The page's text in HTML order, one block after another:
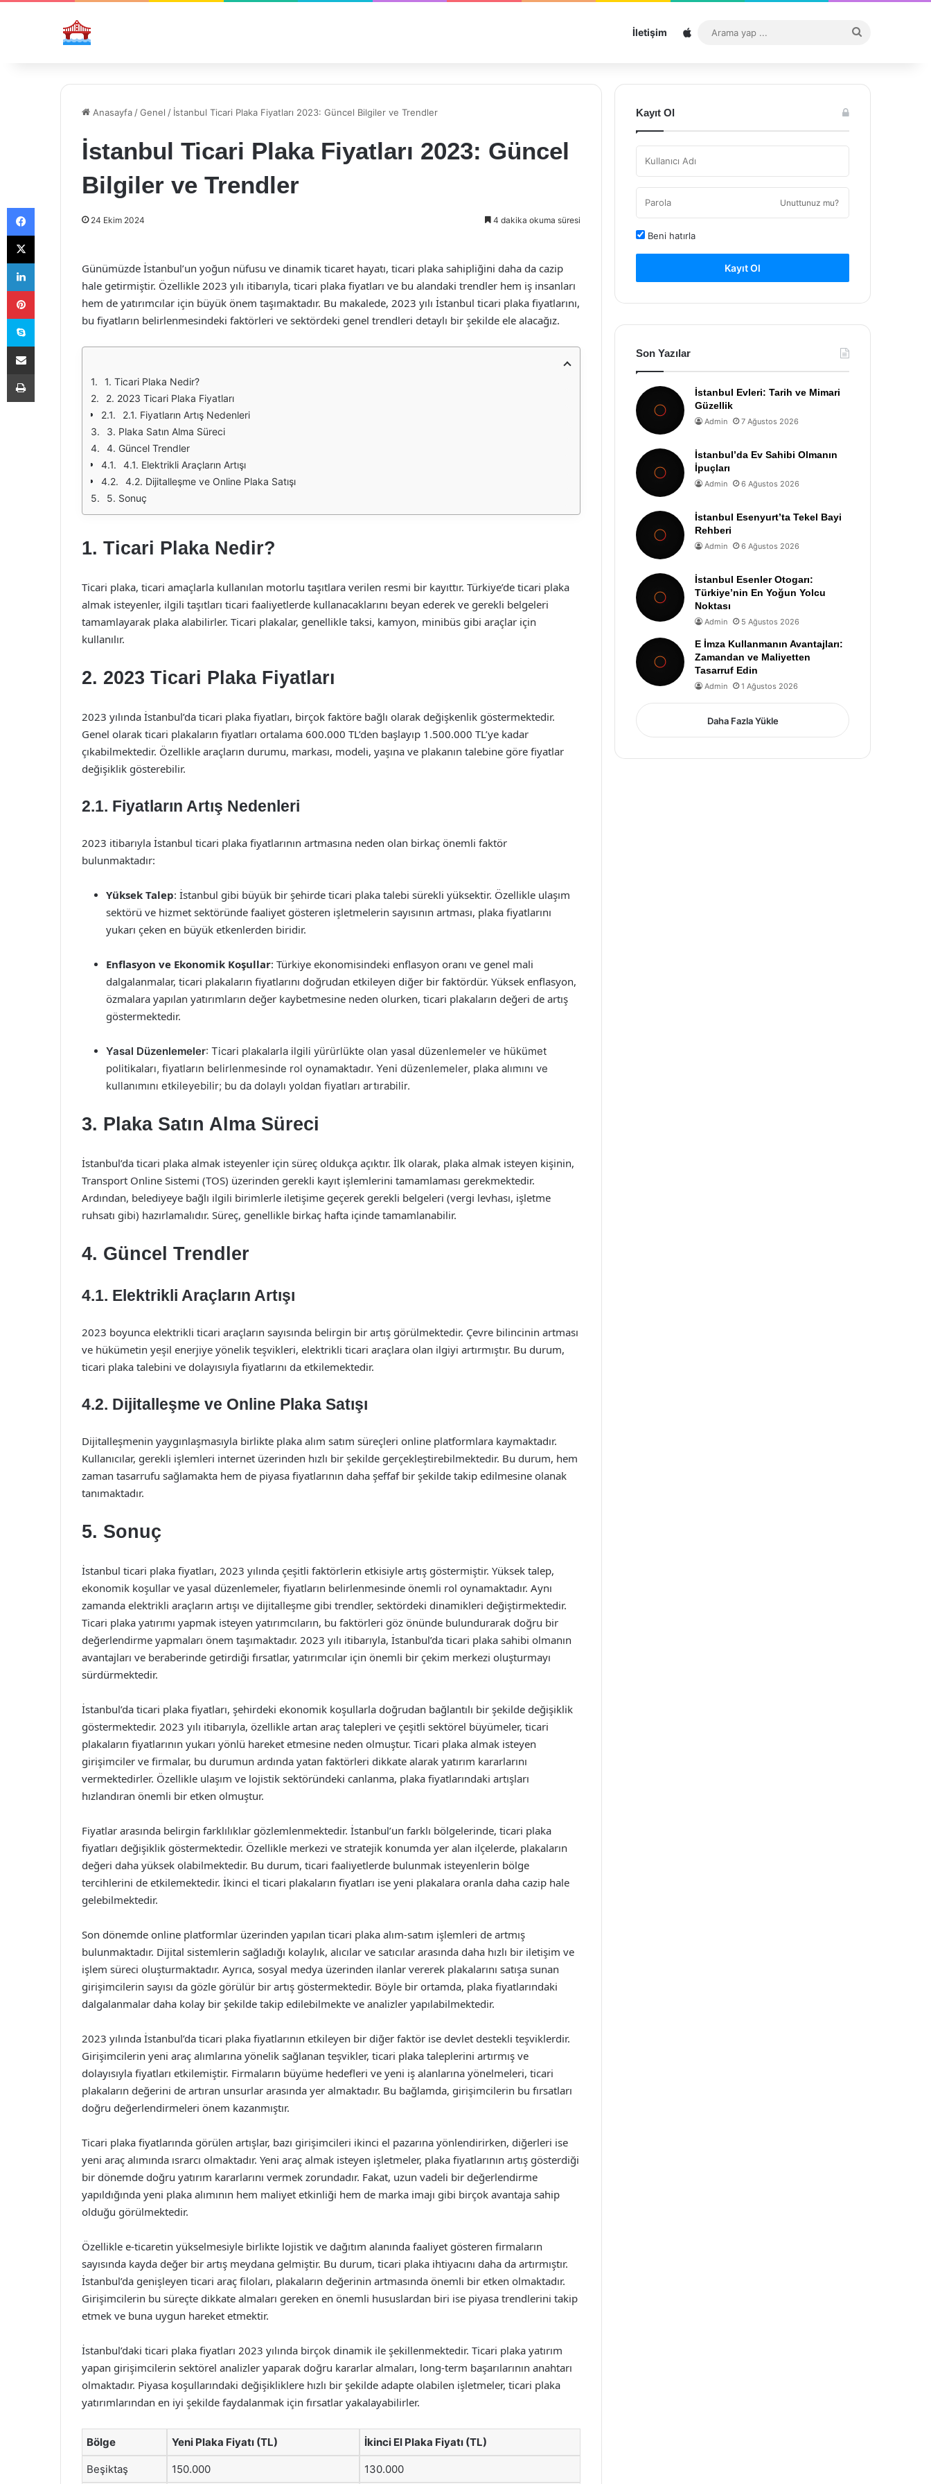
İletişim Sitemap
...
Anasayfa /Genel / İstanbul Ticari Plaka Fiyatları 2023: Güncel Bilgiler ve Trendler
İstanbul Ticari Plaka Fiyatları 2023: Güncel
Bilgiler ve Trendler
24 Ekim 2024 4 dakika okuma süresi
Günümüzde İstanbul’un yoğun nüfusu ve dinamik ticaret hayatı, ticari plaka sahipliğini daha da cazip
hale getirmiştir. Özellikle 2023 yılı itibarıyla, ticari plaka fiyatları ve bu alandaki trendler hem iş insanları
hem de yatırımcılar için büyük önem taşımaktadır. Bu makalede, 2023 yılı İstanbul ticari plaka fiyatlarını,
bu fiyatların belirlenmesindeki faktörleri ve sektördeki genel trendleri detaylı bir şekilde ele alacağız.
1. Ticari Plaka Nedir?
2. 2023 Ticari Plaka Fiyatları
2.1. Fiyatların Artış Nedenleri
3. Plaka Satın Alma Süreci
4. Güncel Trendler
4.1. Elektrikli Araçların Artışı
4.2. Dijitalleşme ve Online Plaka Satışı
5. Sonuç
1. Ticari Plaka Nedir?
Ticari plaka, ticari amaçlarla kullanılan motorlu taşıtlara verilen resmi bir kayıttır. Türkiye’de ticari plaka
almak isteyenler, ilgili taşıtları ticari faaliyetlerde kullanacaklarını beyan ederek ve gerekli belgeleri
tamamlayarak plaka alabilirler. Ticari plakalar, genellikle taksi, kamyon, minibüs gibi araçlar için
kullanılır.
2. 2023 Ticari Plaka Fiyatları
2023 yılında İstanbul’da ticari plaka fiyatları, birçok faktöre bağlı olarak değişkenlik göstermektedir.
Genel olarak ticari plakaların fiyatları ortalama 600.000 TL’den başlayıp 1.500.000 TL’ye kadar
çıkabilmektedir. Özellikle araçların durumu, markası, modeli, yaşına ve plakanın talebine göre fiyatlar
değişiklik gösterebilir.
2.1. Fiyatların Artış Nedenleri
2023 itibarıyla İstanbul ticari plaka fiyatlarının artmasına neden olan birkaç önemli faktör
bulunmaktadır:
Yüksek Talep: İstanbul gibi büyük bir şehirde ticari plaka talebi sürekli yüksektir. Özellikle ulaşım
sektörü ve hizmet sektöründe faaliyet gösteren işletmelerin sayısının artması, plaka fiyatlarını
yukarı çeken en büyük etkenlerden biridir.
Enflasyon ve Ekonomik Koşullar: Türkiye ekonomisindeki enflasyon oranı ve genel mali
dalgalanmalar, ticari plakaların fiyatlarını doğrudan etkileyen diğer bir faktördür. Yüksek enflasyon,
özmalara yapılan yatırımların değer kaybetmesine neden olurken, ticari plakaların değeri de artış
göstermektedir.
Yasal Düzenlemeler: Ticari plakalarla ilgili yürürlükte olan yasal düzenlemeler ve hükümet
politikaları, fiyatların belirlenmesinde rol oynamaktadır. Yeni düzenlemeler, plaka alımını ve
kullanımını etkileyebilir; bu da dolaylı yoldan fiyatları artırabilir.
3. Plaka Satın Alma Süreci
İstanbul’da ticari plaka almak isteyenler için süreç oldukça açıktır. İlk olarak, plaka almak isteyen kişinin,
Transport Online Sistemi (TOS) üzerinden gerekli kayıt işlemlerini tamamlaması gerekmektedir.
Ardından, belediyeye bağlı ilgili birimlerle iletişime geçerek gerekli belgeleri (vergi levhası, işletme
ruhsatı gibi) hazırlamalıdır. Süreç, genellikle birkaç hafta içinde tamamlanabilir.
4. Güncel Trendler
4.1. Elektrikli Araçların Artışı
2023 boyunca elektrikli ticari araçların sayısında belirgin bir artış görülmektedir. Çevre bilincinin artması
ve hükümetin yeşil enerjiye yönelik teşvikleri, elektrikli ticari araçlara olan ilgiyi artırmıştır. Bu durum,
ticari plaka talebini ve dolayısıyla fiyatlarını da etkilemektedir.
4.2. Dijitalleşme ve Online Plaka Satışı
Dijitalleşmenin yaygınlaşmasıyla birlikte plaka alım satım süreçleri online platformlara kaymaktadır.
Kullanıcılar, gerekli işlemleri internet üzerinden hızlı bir şekilde gerçekleştirebilmektedir. Bu durum, hem
zaman tasarrufu sağlamakta hem de piyasa fiyatlarının daha şeffaf bir şekilde takip edilmesine olanak
tanımaktadır.
5. Sonuç
İstanbul ticari plaka fiyatları, 2023 yılında çeşitli faktörlerin etkisiyle artış göstermiştir. Yüksek talep,
ekonomik koşullar ve yasal düzenlemeler, fiyatların belirlenmesinde önemli rol oynamaktadır. Aynı
zamanda elektrikli araçların artışı ve dijitalleşme gibi trendler, sektördeki dinamikleri değiştirmektedir.
Ticari plaka yatırımı yapmak isteyen yatırımcıların, bu faktörleri göz önünde bulundurarak doğru bir
değerlendirme yapmaları önem taşımaktadır. 2023 yılı itibarıyla, İstanbul’da ticari plaka sahibi olmanın
avantajları ve beraberinde getirdiği fırsatlar, yatırımcılar için önemli bir çekim merkezi oluşturmayı
sürdürmektedir.
İstanbul’da ticari plaka fiyatları, şehirdeki ekonomik koşullarla doğrudan bağlantılı bir şekilde değişiklik
göstermektedir. 2023 yılı itibarıyla, özellikle artan araç talepleri ve çeşitli sektörel büyümeler, ticari
plakaların fiyatlarının yukarı yönlü hareket etmesine neden olmuştur. Ticari plaka almak isteyen
girişimciler ve firmalar, bu durumun ardında yatan faktörleri dikkate alarak yatırım kararlarını
vermektedirler. Özellikle ulaşım ve lojistik sektöründeki canlanma, plaka fiyatlarındaki artışları
hızlandıran önemli bir etken olmuştur.
Fiyatlar arasında belirgin farklılıklar gözlemlenmektedir. İstanbul’un farklı bölgelerinde, ticari plaka
fiyatları değişiklik göstermektedir. Özellikle merkezi ve stratejik konumda yer alan ilçelerde, plakaların
değeri daha yüksek olabilmektedir. Bu durum, ticari faaliyetlerde bulunmak isteyenlerin bölge
tercihlerini de etkilemektedir. İkinci el ticari plakaların fiyatları ise yeni plakalara oranla daha cazip hale
gelebilmektedir.
Son dönemde online platformlar üzerinden yapılan ticari plaka alım-satım işlemleri de artmış
bulunmaktadır. Dijital sistemlerin sağladığı kolaylık, alıcılar ve satıcılar arasında daha hızlı bir iletişim ve
işlem süreci oluşturmaktadır. Ayrıca, sosyal medya üzerinden ilanlar vererek plakalarını satışa sunan
girişimcilerin sayısı da gözle görülür bir artış göstermektedir. Böyle bir ortamda, plaka fiyatlarındaki
dalgalanmalar daha kolay bir şekilde takip edilebilmekte ve analizler yapılabilmektedir.
2023 yılında İstanbul’da ticari plaka fiyatlarının etkileyen bir diğer faktör ise devlet destekli teşviklerdir.
Girişimcilerin yeni araç alımlarına yönelik sağlanan teşvikler, ticari plaka taleplerini artırmış ve
dolayısıyla fiyatları etkilemiştir. Firmaların büyüme hedefleri ve yeni iş alanlarına yönelmeleri, ticari
plakaların değerini de artıran unsurlar arasında yer almaktadır. Bu bağlamda, girişimcilerin bu fırsatları
doğru değerlendirmeleri önem kazanmıştır.
Ticari plaka fiyatlarında görülen artışlar, bazı girişimcileri ikinci el pazarına yönlendirirken, diğerleri ise
yeni araç alımında ısrarcı olmaktadır. Yeni araç almak isteyen işletmeler, plaka fiyatlarının artış gösterdiği
bir dönemde doğru yatırım kararlarını vermek zorundadır. Fakat, uzun vadeli bir değerlendirme
yapıldığında yeni plaka alımının hem maliyet etkinliği hem de marka imajı gibi birçok avantaja sahip
olduğu görülmektedir.
Özellikle e-ticaretin yükselmesiyle birlikte lojistik ve dağıtım alanında faaliyet gösteren firmaların
sayısında kayda değer bir artış meydana gelmiştir. Bu durum, ticari plaka ihtiyacını daha da artırmıştır.
İstanbul’da genişleyen ticari araç filoları, plakaların değerinin artmasında önemli bir etken olmaktadır.
Girişimcilerin bu süreçte dikkate almaları gereken en önemli hususlardan biri ise piyasa trendlerini takip
etmek ve buna uygun hareket etmektir.
İstanbul’daki ticari plaka fiyatları 2023 yılında birçok dinamik ile şekillenmektedir. Ticari plaka yatırım
yapan girişimcilerin sektörel analizler yaparak doğru kararlar almaları, long-term başarılarının anahtarı
olmaktadır. Piyasa koşullarındaki değişikliklere hızlı bir şekilde adapte olabilen işletmeler, ticari plaka
yatırımlarından en iyi şekilde faydalanmak için fırsatlar yakalayabilirler.
Bölge Yeni Plaka Fiyatı (TL) İkinci El Plaka Fiyatı (TL)
Beşiktaş 150.000 130.000
Kayıt Ol
Unuttunuz mu?
Beni hatırla
Kayıt Ol
Son Yazılar
İstanbul Evleri: Tarih ve Mimari
Güzellik
Admin 7 Ağustos 2026
İstanbul’da Ev Sahibi Olmanın
İpuçları
Admin 6 Ağustos 2026
İstanbul Esenyurt’ta Tekel Bayi
Rehberi
Admin 6 Ağustos 2026
İstanbul Esenler Otogarı:
Türkiye’nin En Yoğun Yolcu
Noktası
Admin 5 Ağustos 2026
E İmza Kullanmanın Avantajları:
Zamandan ve Maliyetten
Tasarruf Edin
Admin 1 Ağustos 2026
Daha Fazla Yükle
Facebook
X
LinkedIn
Pinterest
Skype
E-Posta ile paylaş